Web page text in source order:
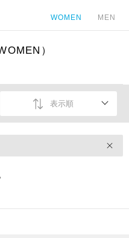
WOMEN MEN
）
表示順